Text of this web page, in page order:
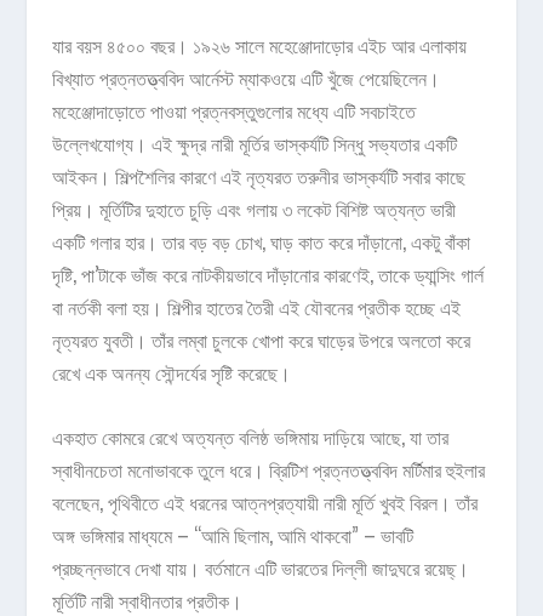
যার বয়স ৪৫০০ বছর। ১৯২৬ সালে মহেঞ্জোদাড়োর এইচ আর এলাকায়
বিখ্যাত প্রত্নতত্ত্ববিদ আর্নেস্ট ম্যাকওয়ে এটি খুঁজে পেয়েছিলেন।
মহেঞ্জোদাড়োতে পাওয়া প্রত্নবস্তুগুলোর মধ্যে এটি সবচাইতে
উল্লেখযোগ্য। এই ক্ষুদ্র নারী মূর্তির ভাস্কর্যটি সিন্ধু সভ্যতার একটি
আইকন। শিল্পশৈলির কারণে এই নৃত্যরত তরুনীর ভাস্কর্যটি সবার কাছে
প্রিয়। মূর্তিটির দুহাতে চুড়ি এবং গলায় ৩ লকেট বিশিষ্ট অত্যন্ত ভারী
একটি গলার হার। তার বড় বড় চোখ, ঘাড় কাত করে দাঁড়ানো, একটু বাঁকা
দৃষ্টি, পা’টাকে ভাঁজ করে নাটকীয়ভাবে দাঁড়ানোর কারণেই, তাকে ড্যান্সিং গার্ল
বা নর্তকী বলা হয়। শিল্পীর হাতের তৈরী এই যৌবনের প্রতীক হচ্ছে এই
নৃত্যরত যুবতী। তাঁর লম্বা চুলকে খোপা করে ঘাড়ের উপরে অলতো করে
রেখে এক অনন্য সৌন্দর্যের সৃষ্টি করেছে।
একহাত কোমরে রেখে অত্যন্ত বলিষ্ঠ ভঙ্গিমায় দাড়িয়ে আছে, যা তার
স্বাধীনচেতা মনোভাবকে তুলে ধরে। ব্রিটিশ প্রত্নতত্ত্ববিদ মর্টিমার হুইলার
বলেছেন, পৃথিবীতে এই ধরনের আত্নপ্রত্যায়ী নারী মূর্তি খুবই বিরল। তাঁর
অঙ্গ ভঙ্গিমার মাধ্যমে – “আমি ছিলাম, আমি থাকবো” – ভাবটি
প্রচ্ছন্নভাবে দেখা যায়। বর্তমানে এটি ভারতের দিল্লী জাদুঘরে রয়েছ্।
মূর্তিটি নারী স্বাধীনতার প্রতীক।